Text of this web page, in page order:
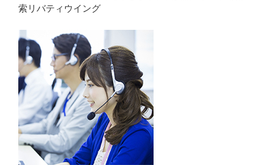
索リバティウイング